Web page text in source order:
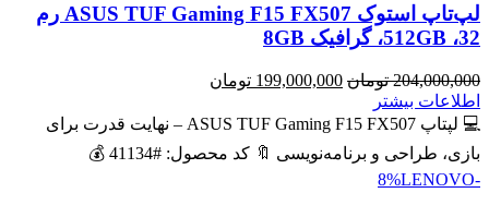
لپ‌تاپ استوک ASUS TUF Gaming F15 FX507 رم
32، 512GB، گرافیک 8GB
204,000,000 تومان قیمت
204,000,000 تومان
199,000,000 تومان
199,000,000 تومان
است.
اطلاعات بیشتر
💻 لپتاپ ASUS TUF Gaming F15 FX507 – نهایت قدرت برای
بازی، طراحی و برنامه‌نویسی 🔖 کد محصول: #41134 💰
-8%
LENOVO